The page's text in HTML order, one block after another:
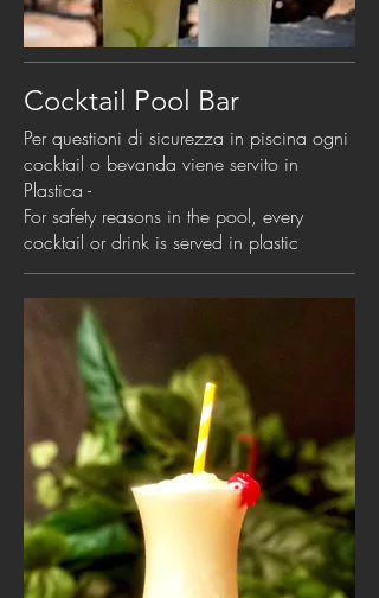
Cocktail Pool Bar
Per questioni di sicurezza in piscina ogni
cocktail o bevanda viene servito in
Plastica -
For safety reasons in the pool, every
cocktail or drink is served in plastic